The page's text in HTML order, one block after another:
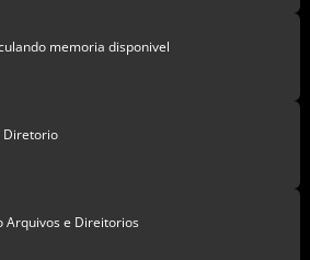
memoria disponivel
Diretorio
Arquivos e Direitorios